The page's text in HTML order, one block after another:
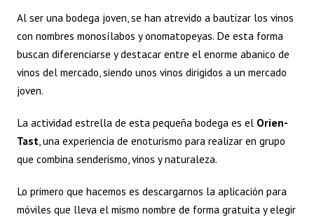
Al ser una bodega joven, se han atrevido a bautizar los vinos
con nombres monosílabos y onomatopeyas. De esta forma
buscan diferenciarse y destacar entre el enorme abanico de
vinos del mercado, siendo unos vinos dirigidos a un mercado
joven.
La actividad estrella de esta pequeña bodega es el Orien-
Tast, una experiencia de enoturismo para realizar en grupo
que combina senderismo, vinos y naturaleza.
Lo primero que hacemos es descargarnos la aplicación para
móviles que lleva el mismo nombre de forma gratuita y elegir